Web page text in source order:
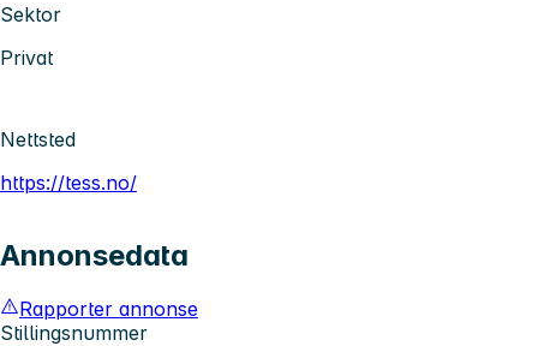
Sektor
Privat
Nettsted
https://tess.no/
Annonsedata
Rapporter annonse
Stillingsnummer